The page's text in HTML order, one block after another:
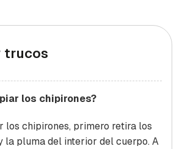
trucos
los chipirones?
los chipirones, primero retira los
la pluma del interior del cuerpo. A